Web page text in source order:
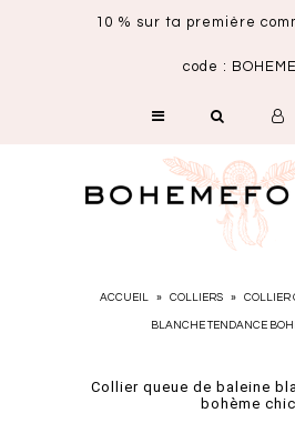
10 % sur ta première
code :
ACCUEIL » COLLIERS » COLLIER
BLANCHE TENDANCE
Collier queue de baleine
bohème chic
CARTE CADEAU